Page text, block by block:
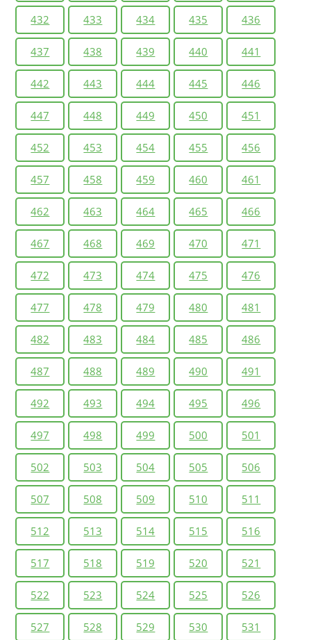
432 433 434 435 436
437 438 439 440 441
442 443 444 445 446
447 448 449 450 451
452 453 454 455 456
457 458 459 460 461
462 463 464 465 466
467 468 469 470 471
472 473 474 475 476
477 478 479 480 481
482 483 484 485 486
487 488 489 490 491
492 493 494 495 496
497 498 499 500 501
502 503 504 505 506
507 508 509 510 511
512 513 514 515 516
517 518 519 520 521
522 523 524 525 526
527 528 529 530 531